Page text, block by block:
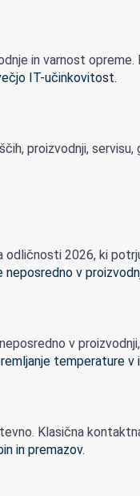
in varnost
proizvodnji, servisu,
2026, ki
v
Klasična